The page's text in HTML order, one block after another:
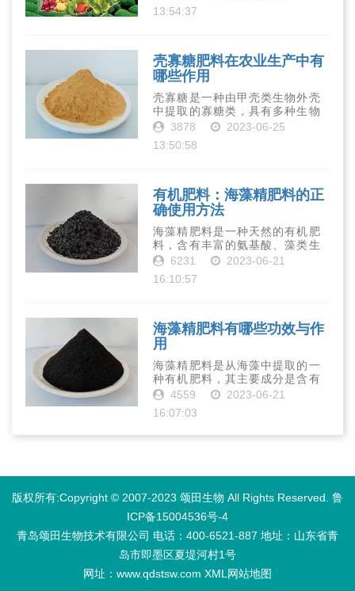
元素和植物生长因子。这些营养
13:54:37
壳寡糖肥料在农业生产中有
哪些作用
壳寡糖是一种由甲壳类生物外壳
中提取的寡糖类，具有多种生物
活性和营养价值。在农业生产
是作为一种新型的有机肥料，壳
3878
2023-06-25
13:50:58
有机肥料：海藻精肥料的正
确使用方法
海藻精肥料是一种天然的有机肥
料，含有丰富的氨基酸、藻类生
长素、维生素、微量元素、蛋白
力、促进植物生长、增强植物抗
6231
2023-06-21
16:10:57
海藻精肥料有哪些功效与作
用
海藻精肥料是从海藻中提取的一
种有机肥料，其主要成分是含有
丰富的微量元素、植物生长素、
有增强作物生长、促进植物根系
发达、提高作物产量等多种作用
4559
2023-06-21
16:07:03
版权所有:Copyright © 2007-2023 颂田生物 All Rights Reserved. 鲁
ICP备15004536号-4
青岛颂田生物技术有限公司 电话：400-6521-887​ 地址：山东省青
岛市即墨区夏堤河村1号
网址：www.qdstsw.com XML网站地图